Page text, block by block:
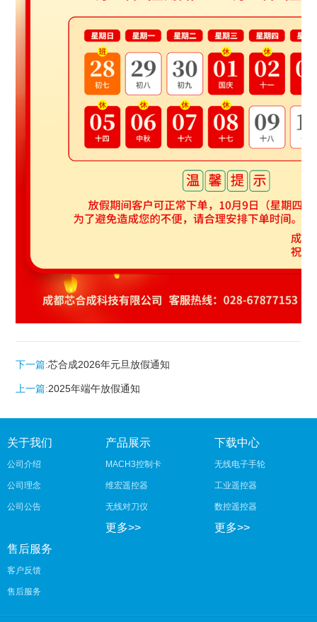
下一篇:芯合成2026年元旦放假通知
上一篇:2025年端午放假通知
关于我们
公司介绍
公司理念
公司公告
产品展示
MACH3控制卡
维宏遥控器
无线对刀仪
更多>>
下载中心
无线电子手轮
工业遥控器
数控遥控器
更多>>
售后服务
客户反馈
售后服务